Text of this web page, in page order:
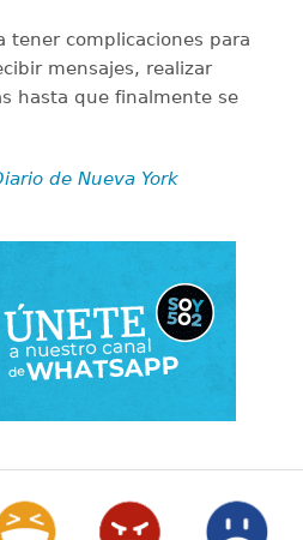
tener complicaciones para
mensajes, realizar
hasta que finalmente se
de Nueva York